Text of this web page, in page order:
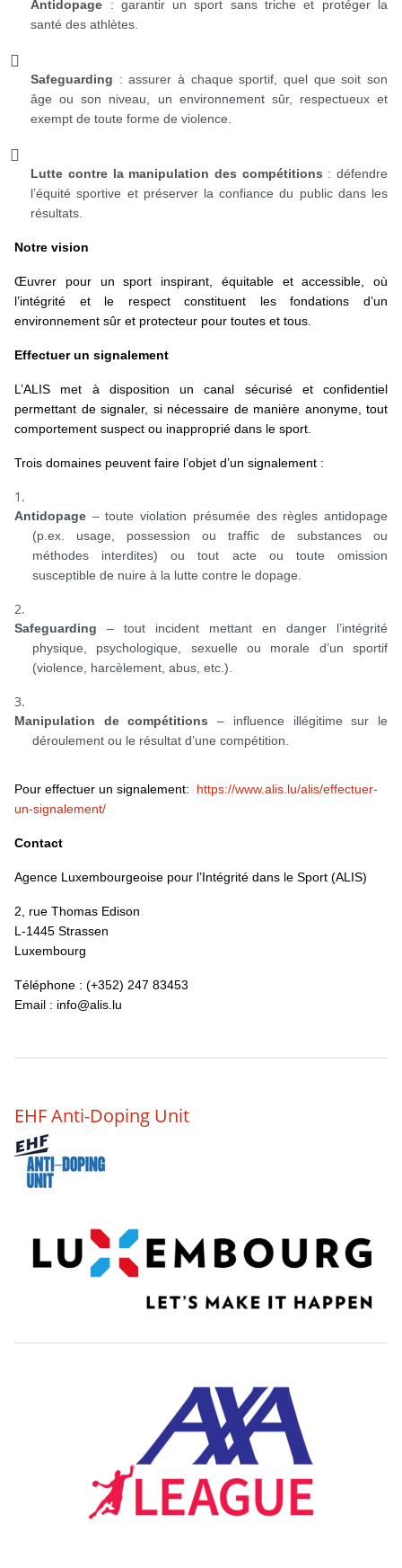
Antidopage : garantir un sport sans triche et protéger la
santé des athlètes.
Safeguarding : assurer à chaque sportif, quel que soit son
âge ou son niveau, un environnement sûr, respectueux et
exempt de toute forme de violence.
Lutte contre la manipulation des compétitions : défendre
l’équité sportive et préserver la confiance du public dans les
résultats.
Notre vision
Œuvrer pour un sport inspirant, équitable et accessible, où
l’intégrité et le respect constituent les fondations d’un
environnement sûr et protecteur pour toutes et tous.
Effectuer un signalement
L’ALIS met à disposition un canal sécurisé et confidentiel
permettant de signaler, si nécessaire de manière anonyme, tout
comportement suspect ou inapproprié dans le sport.
Trois domaines peuvent faire l’objet d’un signalement :
Antidopage –toute violation présumée des règles antidopage
(p.ex. usage, possession ou traffic de substances ou
méthodes interdites) ou tout acte ou toute omission
susceptible de nuire à la lutte contre le dopage
Safeguarding – tout incident mettant en danger l’intégrité
physique, psychologique, sexuelle ou morale d’un sportif
(violence, harcèlement, abus, etc.).
Manipulation de compétitions – influence illégitime sur le
déroulement ou le résultat d’une compétition.
Pour effectuer un signalement: https://www.alis.lu/alis/effectuer-
un-signalement/
Contact
Agence Luxembourgeoise pour l’Intégrité dans le Sport (ALIS)
2, rue Thomas Edison
L-1445 Strassen
Luxembourg
Téléphone : (+352) 247 83453
Email : info@alis.lu
EHF Anti-Doping Unit